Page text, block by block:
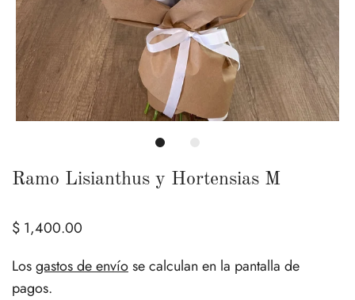
Ramo Lisianthus y Hortensias M
$ 1,400.00
Losgastos de envíose calculan en la pantalla de
pagos.